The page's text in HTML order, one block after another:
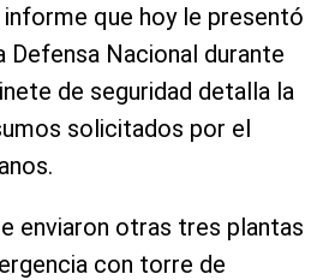
que hoy le presentó
Defensa Nacional durante
de seguridad detalla la
solicitados por el
enviaron otras tres plantas
con torre de